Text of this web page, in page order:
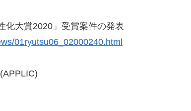
大賞2020」受賞案件の発表
01ryutsu06_02000240.html